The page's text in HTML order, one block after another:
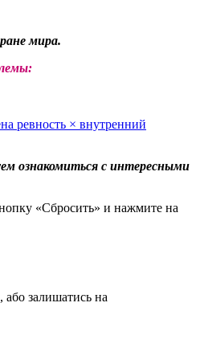
мира.
ревность × внутренний
ознакомиться с интересными
«Сбросить» и нажмите на
або залишатись на